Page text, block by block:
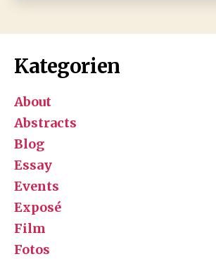
Kategorien
About
Abstracts
Blog
Essay
Events
Exposé
Film
Fotos